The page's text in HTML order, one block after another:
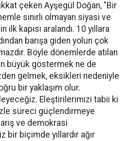
çeken Ayşegül Doğan, "Bir
sınırlı olmayan siyasi ve
kapısı aralandı. 10 yıllara
barışa giden yolun çok
Böyle dönemlerde atılan
büyük göstermek ne de
gelmek, eksikleri nedeniyle
bir yaklaşım olur.
Eleştirilerimizi tabii ki
süreci güçlendirmeye
ve demokrasi
biçimde yıllardır ağır